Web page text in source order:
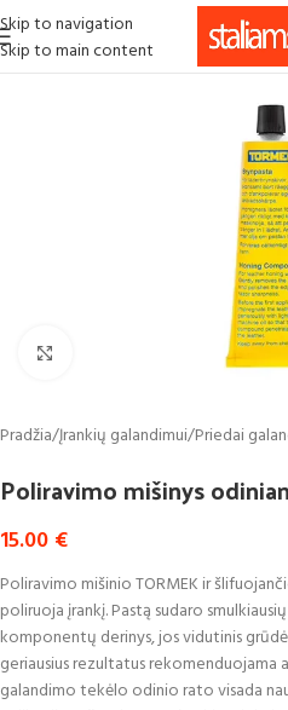
Skip to navigation
Skip to main content
Pradžia/Įrankių galandimui/Priedai
Poliravimo mišinys
15.00 €
Poliravimo mišinio TORMEK ir
poliruoja įrankį. Pastą sudaro
komponentų derinys, jos vidutinis
geriausius rezultatus
galandimo tekėlo odinio rato visada